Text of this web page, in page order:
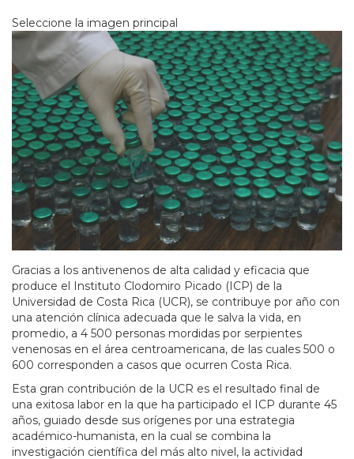
Seleccione la imagen principal
Gracias a los antivenenos de alta calidad y eficacia que
produce el Instituto Clodomiro Picado (ICP) de la
Universidad de Costa Rica (UCR), se contribuye por año con
una atención clínica adecuada que le salva la vida, en
promedio, a 4 500 personas mordidas por serpientes
venenosas en el área centroamericana, de las cuales 500 o
600 corresponden a casos que ocurren Costa Rica.
Esta gran contribución de la UCR es el resultado final de
una exitosa labor en la que ha participado el ICP durante 45
años, guiado desde sus orígenes por una estrategia
académico-humanista, en la cual se combina la
investigación científica del más alto nivel, la actividad